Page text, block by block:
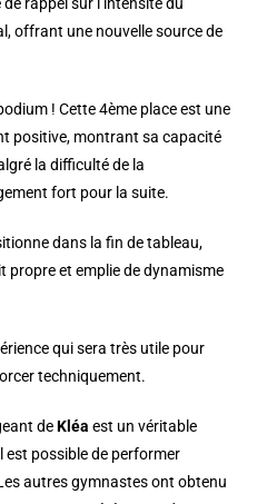
offrant une nouvelle source de
! Cette4ème place est une
positive, montrant sa capacité
la difficulté de la
fort pour la suite.
dans la fin de tableau,
propre et emplie de dynamisme
qui sera très utile pour
techniquement.
deKléa est un véritable
est possible de performer
autres gymnastes ont obtenu